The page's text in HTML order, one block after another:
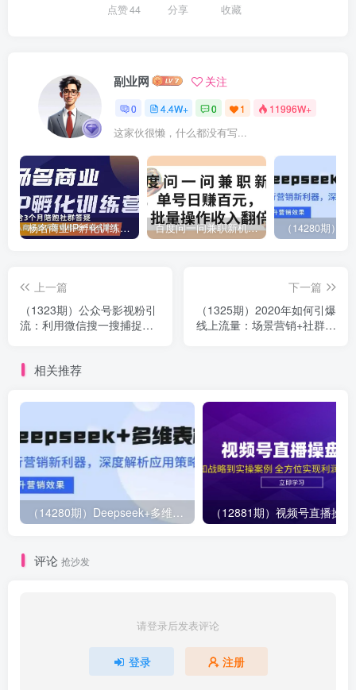
点赞44 分享 收藏
副业网 关注
0 4.4W+ 0 1 11996W+
这家伙很懒，什么都没有写...
杨名商业IP孵化训练营，从商业到内容到转化一站式学 价值5980元 百度问一问兼职新机遇，单号日赚百元，批量操作收入翻倍
上一篇
（1323期）公众号影视粉引
流：利用微信搜一搜捕捉关
下一篇
（1325期）2020年如何引爆
线上流量：场景营销+社群营
相关推荐
（14280期）Deepseek+多维表格，银行营销新利器，深度解析应用策略，提升营销效果
评论 抢沙发
请登录后发表评论
登录 注册